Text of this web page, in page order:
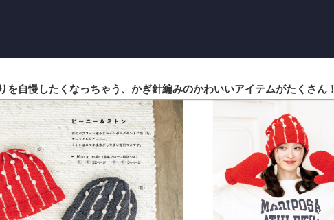
を自慢したくなっちゃう、かぎ針編みのかわいいアイテムがたくさん！